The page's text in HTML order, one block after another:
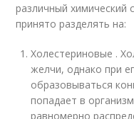
различный химический
принято разделять на:
Холестериновые .
желчи, однако при
образовываться
попадает в
равномерно